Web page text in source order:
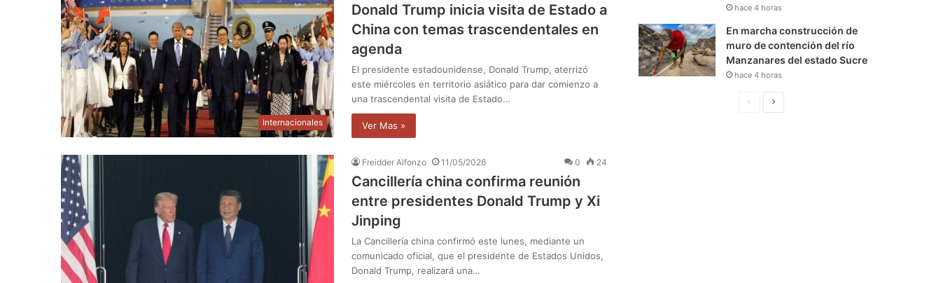
Internacionales
Donald Trump inicia visita de Estado a
China con temas trascendentales en
agenda
El presidente estadounidense, Donald Trump, aterrizó
este miércoles en territorio asiático para dar comienzo a
una trascendental visita de Estado…
Ver Mas »
Freidder Alfonzo 11/05/2026 0 24
Cancillería china confirma reunión
entre presidentes Donald Trump y Xi
Jinping
La Cancillería china confirmó este lunes, mediante un
comunicado oficial, que el presidente de Estados Unidos,
Donald Trump, realizará una…
hace 4 horas
En marcha construcción de
muro de contención del río
Manzanares del estado Sucre
hace 4 horas
S